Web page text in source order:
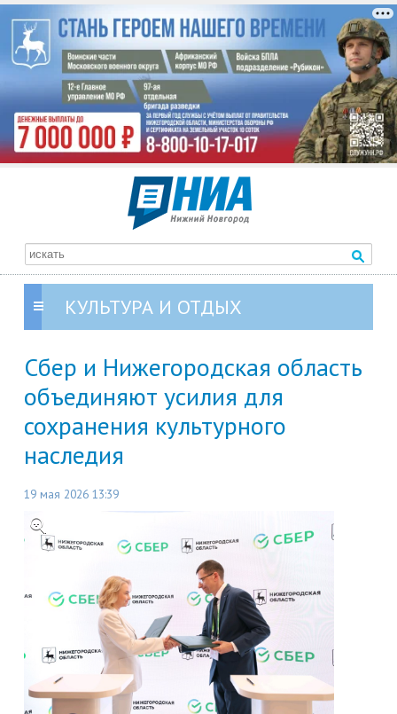
КУЛЬТУРА И ОТДЫХ
Сбер и Нижегородская область
объединяют усилия для
сохранения культурного
наследия
19 мая 2026 13:39